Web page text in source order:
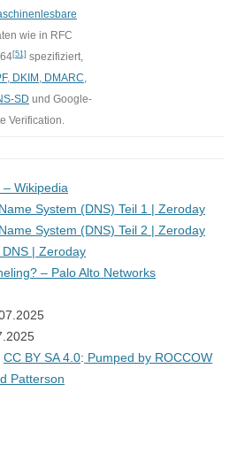
wie in RFC
[51] spezifiziert,
, DKIM , DMARC,
SD und Google-
Verification.
Wikipedia
System (DNS) Teil 1 | Zeroday
System (DNS) Teil 2 | Zeroday
| Zeroday
– Palo Alto Networks
CC BY SA 4.0: Pumped by ROCCOW
Patterson